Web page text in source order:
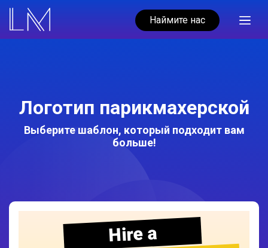
Наймите нас
Логотип парикмахерской
Выберите шаблон, который подходит вам
больше!
Hire a